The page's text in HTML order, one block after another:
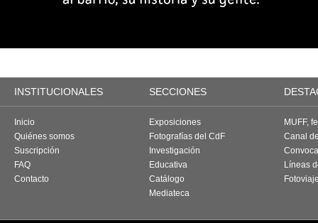
INSTITUCIONALES SECCIONES
Inicio
Quiénes somos
Suscripción
FAQ
Contacto
Exposiciones
Fotografías del CdF
Investigación
Educativa
Catálogo
Mediateca
MUFF,
Canal
Líneas